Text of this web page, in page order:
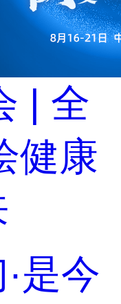
| 全
健康
是今